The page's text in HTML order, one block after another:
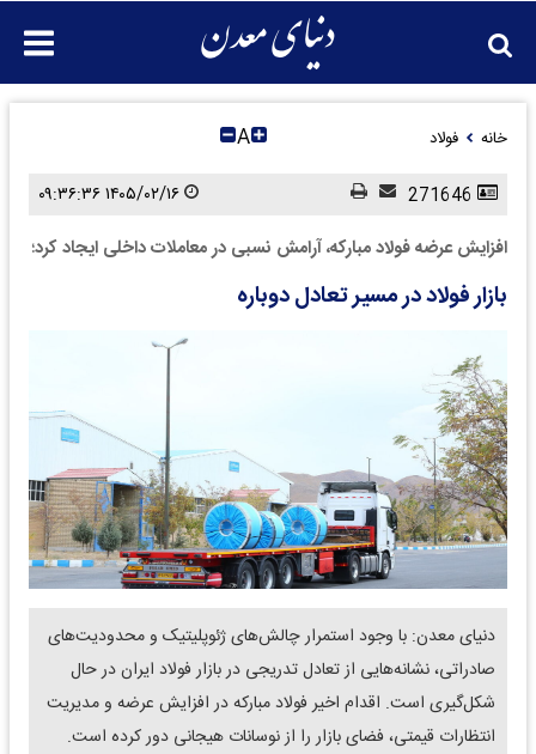
خانه فولاد A
افزایش عرضه فولاد مبارکه، آرامش نسبی در معاملات داخلی ایجاد کرد؛
بازار فولاد در مسیر تعادل دوباره
دنیای معدن: با وجود استمرار چالش‌های ژئوپلیتیک و محدودیت‌های
صادراتی، نشانه‌هایی از تعادل تدریجی در بازار فولاد ایران در حال
شکل‌گیری است. اقدام اخیر فولاد مبارکه در افزایش عرضه و مدیریت
انتظارات قیمتی، فضای بازار را از نوسانات هیجانی دور کرده است.